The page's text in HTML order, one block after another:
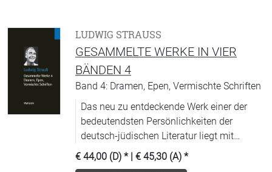
LUDWIG STRAUSS
GESAMMELTE WERKE IN VIER
BÄNDEN 4
Band 4: Dramen, Epen, Vermischte Schriften
Das neu zu entdeckende Werk einer der
bedeutendsten Persönlichkeiten der
deutsch-jüdischen Literatur liegt mit
diesem Band nun komplett vor.
€ 44,00 (D) * | € 45,30 (A) *